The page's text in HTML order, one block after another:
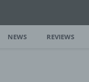
NEWS REVIEWS